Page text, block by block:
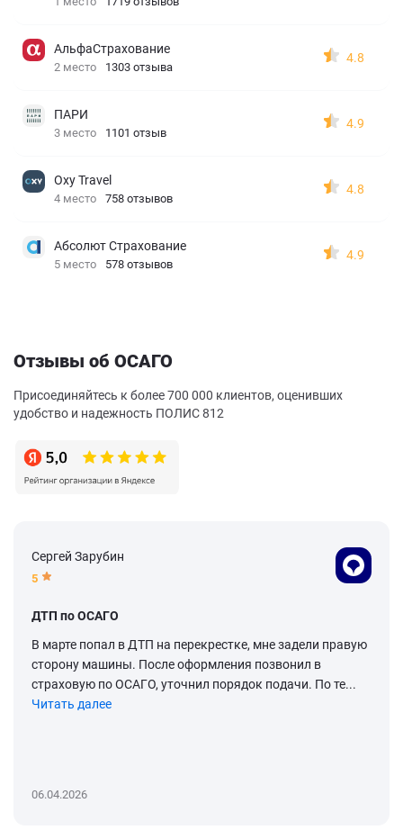
АльфаСтрахование
2 место 1303 отзыва
4.8
ПАРИ
3 место 1101 отзыв
4.9
Oxy Travel
4 место 758 отзывов
4.8
Абсолют Страхование
5 место 578 отзывов
4.9
Отзывы об ОСАГО
Присоединяйтесь к более 700 000 клиентов, оценивших
удобство и надежность ПОЛИС 812
Сергей Зарубин
5
ДТП по ОСАГО
В марте попал в ДТП на перекрестке, мне задели правую
сторону машины. После оформления позвонил в
страховую по ОСАГО, уточнил порядок подачи. По те...
Читать далее
06.04.2026